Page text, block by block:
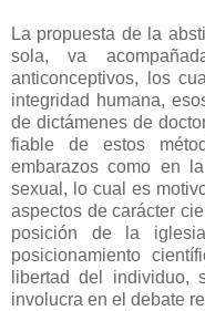
La propuesta de la
sola, va
anticonceptivos, los
integridad humana,
de dictámenes de
fiable de estos
embarazos como en
sexual, lo cual es
aspectos de carácter
posición de la
posicionamiento
libertad del individuo,
involucra en el debate